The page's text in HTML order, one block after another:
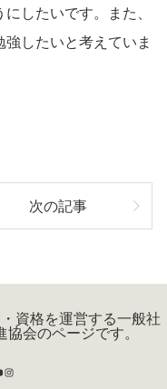
したいです。また、
したいと考えていま
次の記事
資格を運営する一般社
協会のページです。
Instagram